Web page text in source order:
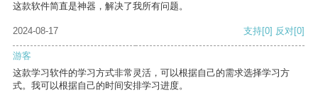
这款软件简直是神器，解决了我所有问题。
2024-08-17 支持[0] 反对[0]
游客
这款学习软件的学习方式非常灵活，可以根据自己的需求选择学习方
式。我可以根据自己的时间安排学习进度。